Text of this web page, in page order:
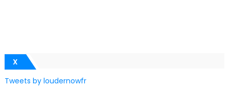
X
Tweets by loudernowfr